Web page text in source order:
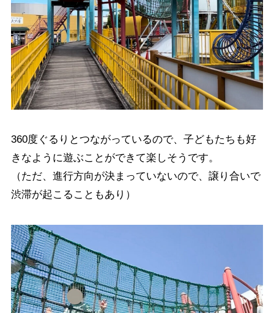
360度ぐるりとつながっているので、子どもたちも好
きなように遊ぶことができて楽しそうです。
（ただ、進行方向が決まっていないので、譲り合いで
渋滞が起こることもあり）